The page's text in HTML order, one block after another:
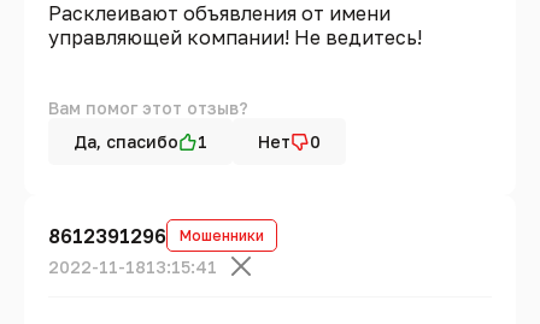
Расклеивают объявления от имени
управляющей компании! Не ведитесь!
Вам помог этот отзыв?
Да, спасибо
1 Нет 0
8612391296 Мошенники
2022-11-1813:15:41